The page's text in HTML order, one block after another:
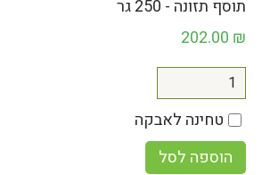
תוסף תזונה - 250 גר
202.00 ₪
טחינה לאבקה
הוספה לסל